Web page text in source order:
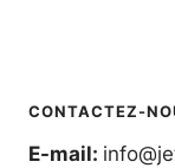
CONTACTEZ-
E-mail: